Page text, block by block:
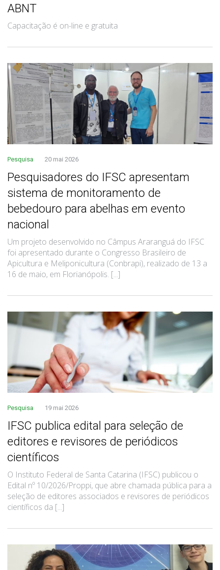
ABNT
Capacitação é on-line e gratuita
Pesquisa 20 mai 2026
Pesquisadores do IFSC apresentam
sistema de monitoramento de
bebedouro para abelhas em evento
nacional
Um projeto desenvolvido no Câmpus Araranguá do IFSC
foi apresentado durante o Congresso Brasileiro de
Apicultura e Meliponicultura (Conbrapi), realizado de 13 a
16 de maio, em Florianópolis. [...]
Pesquisa 19 mai 2026
IFSC publica edital para seleção de
editores e revisores de periódicos
científicos
O Instituto Federal de Santa Catarina (IFSC) publicou o
Edital nº 10/2026/Proppi, que abre chamada pública para a
seleção de editores associados e revisores de periódicos
científicos da [...]